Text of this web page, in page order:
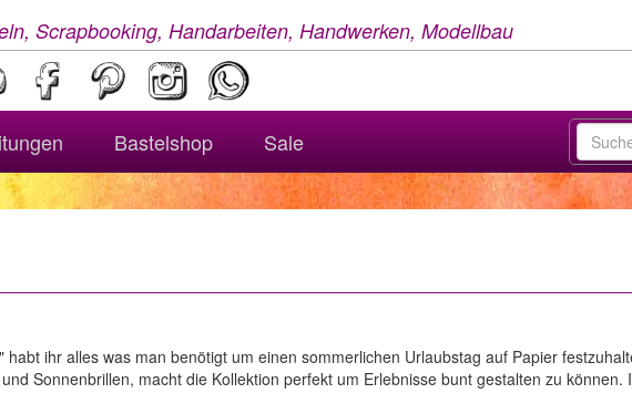
Scrapbooking, Handarbeiten, Handwerken, Modellbau
Bastelshop Sale
habt ihr alles was man benötigt um einen sommerlichen Urlaubstag auf Papier
Sonnenbrillen, macht die Kollektion perfekt um Erlebnisse bunt gestalten zu